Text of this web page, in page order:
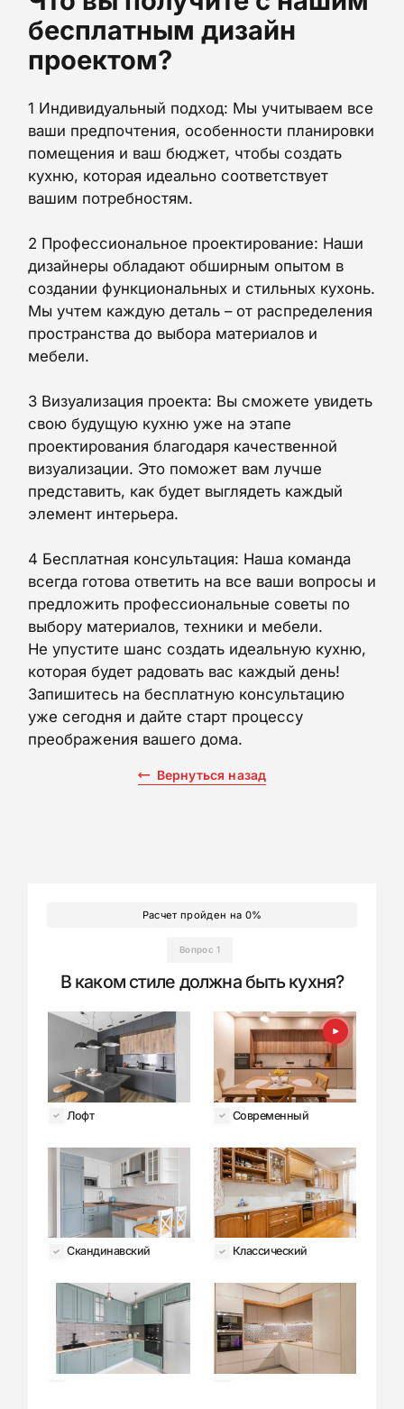
бесплатным дизайн
проектом?
1 Индивидуальный подход: Мы учитываем все
ваши предпочтения, особенности планировки
помещения и ваш бюджет, чтобы создать
кухню, которая идеально соответствует
вашим потребностям.
2 Профессиональное проектирование: Наши
дизайнеры обладают обширным опытом в
создании функциональных и стильных кухонь.
Мы учтем каждую деталь – от распределения
пространства до выбора материалов и
мебели.
3 Визуализация проекта: Вы сможете увидеть
свою будущую кухню уже на этапе
проектирования благодаря качественной
визуализации. Это поможет вам лучше
представить, как будет выглядеть каждый
элемент интерьера.
4 Бесплатная консультация: Наша команда
всегда готова ответить на все ваши вопросы и
предложить профессиональные советы по
выбору материалов, техники и мебели.
Не упустите шанс создать идеальную кухню,
которая будет радовать вас каждый день!
Запишитесь на бесплатную консультацию
уже сегодня и дайте старт процессу
преображения вашего дома.
Вернуться назад
Расчет пройден на 0%
Вопрос 1
В каком стиле должна быть кухня?
Лофт Современный
Скандинавский Классический